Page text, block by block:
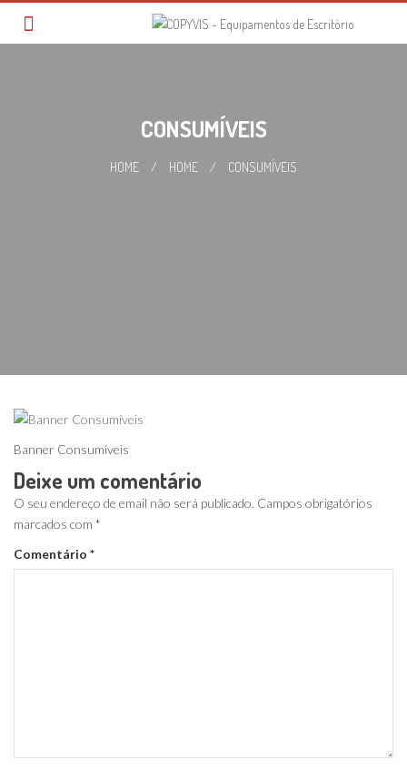
CONSUMÍVEIS
HOME / HOME / CONSUMÍVEIS
Banner Consumíveis
Deixe um comentário
O seu endereço de email não será publicado. Campos obrigatórios
marcados com *
Comentário *